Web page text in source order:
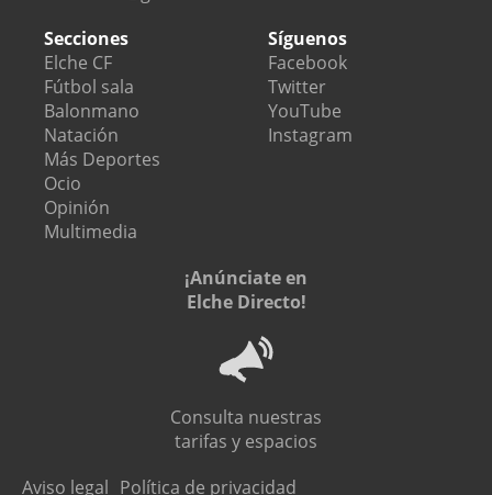
Secciones
Elche CF
Fútbol sala
Balonmano
Natación
Más Deportes
Ocio
Opinión
Multimedia
Síguenos
Facebook
Twitter
YouTube
Instagram
¡Anúnciate en
Elche Directo!
Consulta nuestras
tarifas y espacios
Aviso legal Política de privacidad